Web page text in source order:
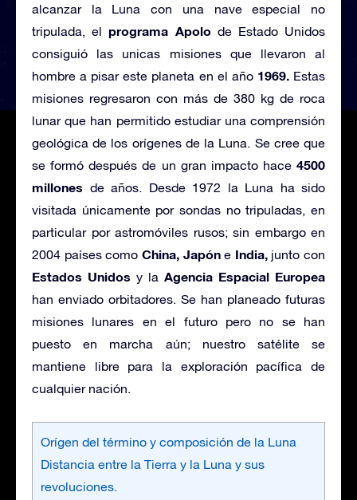
alcanzar la Luna con una nave especial no
tripulada, elprograma Apolode Estado Unidos
consiguió las unicas misiones que llevaron al
hombre a pisar este planeta en el año 1969.Estas
misiones regresaron con más de 380 kg de roca
lunar que han permitido estudiar una comprensión
geológica de los orígenes de la Luna. Se cree que
se formó después de un gran impacto hace 4500
millones de años. Desde 1972 la Luna ha sido
visitada únicamente por sondas no tripuladas, en
particular por astromóviles rusos; sin embargo en
2004 países como China, Japóne India,junto con
Estados Unidos y la Agencia Espacial Europea
han enviado orbitadores. Se han planeado futuras
misiones lunares en el futuro pero no se han
puesto en marcha aún; nuestro satélite se
mantiene libre para la exploración pacífica de
cualquier nación.
Orígen del término y composición de la Luna
Distancia entre la Tierra y la Luna y sus
revoluciones.